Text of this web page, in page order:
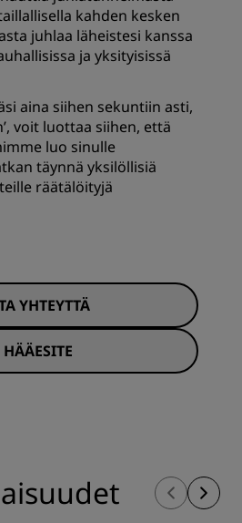
kahden kesken
juhlaa läheistesi kanssa
ja yksityisissä
aina siihen sekuntiin asti,
voit luottaa siihen, että
luo sinulle
täynnä yksilöllisiä
räätälöityjä
YHTEYTTÄ
HÄÄESITE